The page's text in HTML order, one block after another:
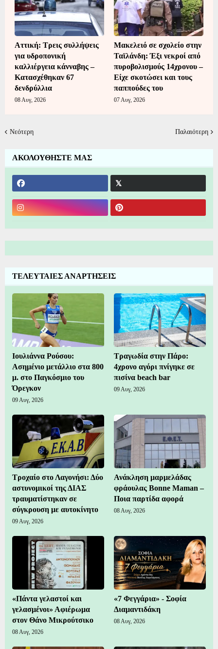
Αττική: Τρεις συλλήψεις
για υδροπονική
καλλιέργεια κάνναβης –
Κατασχέθηκαν 67
δενδρύλλια
08 Αυγ, 2026
Μακελειό σε σχολείο στην
Ταϊλάνδη: Έξι νεκροί από
πυροβολισμούς 14χρονου –
Είχε σκοτώσει και τους
παππούδες του
07 Αυγ, 2026
Νεότερη Παλαιότερη
ΑΚΟΛΟΥΘΗΣΤΕ ΜΑΣ
ΤΕΛΕΥΤΑΙΕΣ ΑΝΑΡΤΗΣΕΙΣ
Ιουλιάννα Ρούσου:
Ασημένιο μετάλλιο στα 800
μ. στο Παγκόσμιο του
Όρεγκον
09 Αυγ, 2026
Τραγωδία στην Πάρο:
4χρονο αγόρι πνίγηκε σε
πισίνα beach bar
09 Αυγ, 2026
Τροχαίο στο Λαγονήσι: Δύο
αστυνομικοί της ΔΙΑΣ
τραυματίστηκαν σε
σύγκρουση με αυτοκίνητο
09 Αυγ, 2026
Ανάκληση μαρμελάδας
φράουλας Bonne Maman –
Ποια παρτίδα αφορά
08 Αυγ, 2026
«Πάντα γελαστοί και
γελασμένοι» Αφιέρωμα
στον Θάνο Μικρούτσικο
08 Αυγ, 2026
«7 Φεγγάρια» - Σοφία
Διαμαντιδάκη
08 Αυγ, 2026